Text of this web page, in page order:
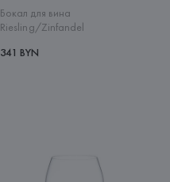
Бокал для вина
Riesling/Zinfandel
341 BYN